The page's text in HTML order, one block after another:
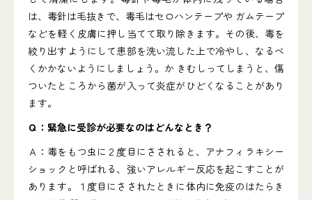
は、毒針は毛抜きで、毒毛はセロハンテープや ガムテープ
などを軽く皮膚に押し当てて取り除きます。その後、毒を
絞り出すようにして患部を洗い流した上で冷やし、なるべ
くかかないようにしましょう。か きむしってしまうと、傷
ついたところから菌が入って炎症がひどくなることがあり
ます。
Ｑ：緊急に受診が必要なのはどんなとき？
Ａ：毒をもつ虫に２度目にさされると、アナフィラキシー
ショックと呼ばれる、強いアレルギー反応を起こすことが
あります。１度目にさされたときに体内に免疫のはたらき